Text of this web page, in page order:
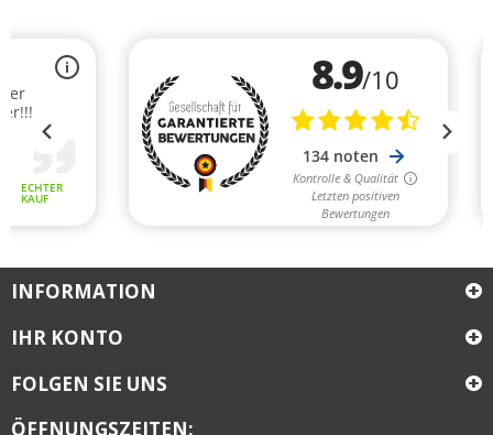
INFORMATION
IHR KONTO
FOLGEN SIE UNS
ÖFFNUNGSZEITEN: